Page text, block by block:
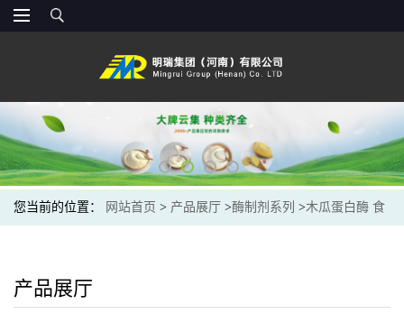
您当前的位置： 网站首页 > 产品展厅 >酶制剂系列 >木瓜蛋白酶 食
产品展厅